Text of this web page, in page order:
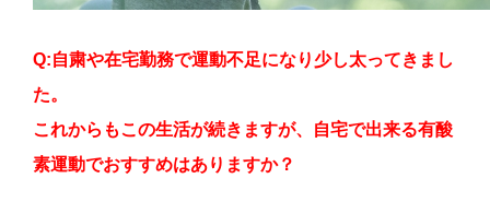
Q:自粛や在宅勤務で運動不足になり少し太ってきまし
た。
これからもこの生活が続きますが、自宅で出来る有酸
素運動でおすすめはありますか？